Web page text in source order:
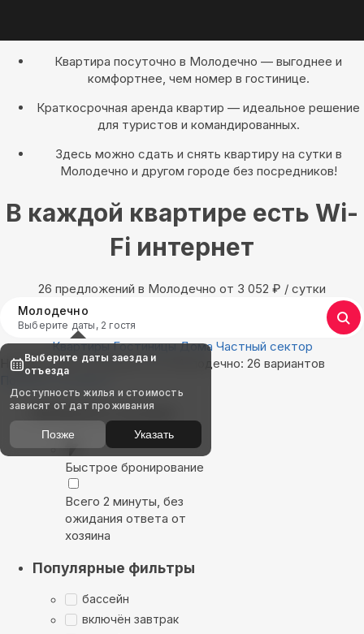
Квартира посуточно в Молодечно — выгоднее и
комфортнее, чем номер в гостинице.
Краткосрочная аренда квартир — идеальное решение
для туристов и командированных.
Здесь можно сдать и снять квартиру на сутки в
Молодечно и другом городе без посредников!
В каждой квартире есть Wi-
Fi интернет
26 предложений в Молодечно oт 3 052 ₽ / сутки
Молодечно
Выберите даты, 2 гостя
Квартиры Гостиницы Дома Частный сектор
Найдём, где остановиться в Молодечно: 26 вариантов
Показать на карте
Выбирайте лучшее
Быстрое бронирование
Всего 2 минуты, без
ожидания ответа от
хозяина
Популярные фильтры
бассейн
включён завтрак
Выберите даты заезда и
отъезда
Доступность жилья и стоимость
зависят от дат проживания
Позже Указать